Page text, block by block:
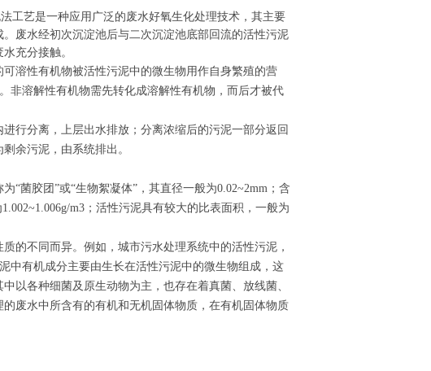
工艺是一种应用广泛的废水好氧生化处理技术，其主要
废水经初次沉淀池后与二次沉淀池底部回流的活性污泥
充分接触。
溶性有机物被活性污泥中的微生物用作自身繁殖的营
非溶解性有机物需先转化成溶解性有机物，而后才被代
行分离，上层出水排放；分离浓缩后的污泥一部分返回
余污泥，由系统排出。
“菌胶团”或“生物絮凝体”，其直径一般为0.02~2mm；含
m3；活性污泥具有较大的比表面积，一般为
的不同而异。例如，城市污水处理系统中的活性污泥，
中有机成分主要由生长在活性污泥中的微生物组成，这
以各种细菌及原生动物为主，也存在着真菌、放线菌、
废水中所含有的有机和无机固体物质，在有机固体物质